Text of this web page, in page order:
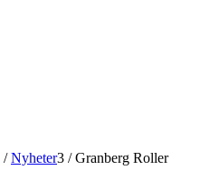
/ Nyheter3 / Granberg Roller